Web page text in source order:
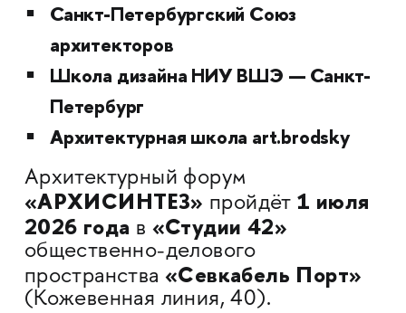
Санкт-Петербургский Союз
архитекторов
Школа дизайна НИУ ВШЭ — Санкт-
Петербург
Архитектурная школа art.brodsky
Архитектурный форум
«АРХИСИНТЕЗ» пройдёт1 июля
2026 года в «Студии 42»
общественно-делового
пространства«Севкабель Порт»
(Кожевенная линия, 40).